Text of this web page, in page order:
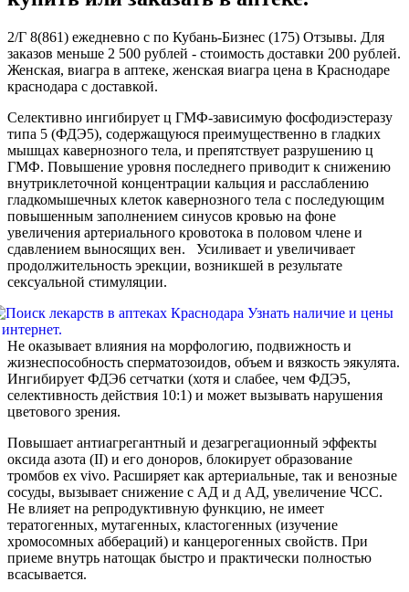
2/Г 8(861) ежедневно с по Кубань-Бизнес (175) Отзывы. Для
заказов меньше 2 500 рублей - стоимость доставки 200 рублей.
Женская, виагра в аптеке, женская виагра цена в Краснодаре
краснодара с доставкой.
Селективно ингибирует ц ГМФ-зависимую фосфодиэстеразу
типа 5 (ФДЭ5), содержащуюся преимущественно в гладких
мышцах кавернозного тела, и препятствует разрушению ц
ГМФ. Повышение уровня последнего приводит к снижению
внутриклеточной концентрации кальция и расслаблению
гладкомышечных клеток кавернозного тела с последующим
повышенным заполнением синусов кровью на фоне
увеличения артериального кровотока в половом члене и
сдавлением выносящих вен. Усиливает и увеличивает
продолжительность эрекции, возникшей в результате
сексуальной стимуляции.
Не оказывает влияния на морфологию, подвижность и
жизнеспособность сперматозоидов, объем и вязкость эякулята.
Ингибирует ФДЭ6 сетчатки (хотя и слабее, чем ФДЭ5,
селективность действия 10:1) и может вызывать нарушения
цветового зрения.
Повышает антиагрегантный и дезагрегационный эффекты
оксида азота (II) и его доноров, блокирует образование
тромбов ex vivo. Расширяет как артериальные, так и венозные
сосуды, вызывает снижение с АД и д АД, увеличение ЧСС.
Не влияет на репродуктивную функцию, не имеет
тератогенных, мутагенных, кластогенных (изучение
хромосомных аббераций) и канцерогенных свойств. При
приеме внутрь натощак быстро и практически полностью
всасывается.